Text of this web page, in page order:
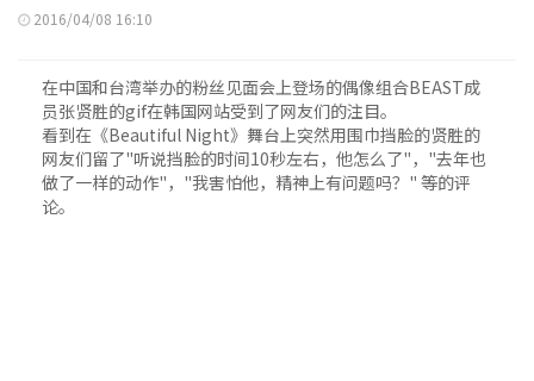
2016/04/08 16:10
在中国和台湾举办的粉丝见面会上登场的偶像组合BEAST成
员张贤胜的gif在韩国网站受到了网友们的注目。
看到在《Beautiful Night》舞台上突然用围巾挡脸的贤胜的
网友们留了"听说挡脸的时间10秒左右，他怎么了"，"去年也
做了一样的动作"，"我害怕他，精神上有问题吗？" 等的评
论。